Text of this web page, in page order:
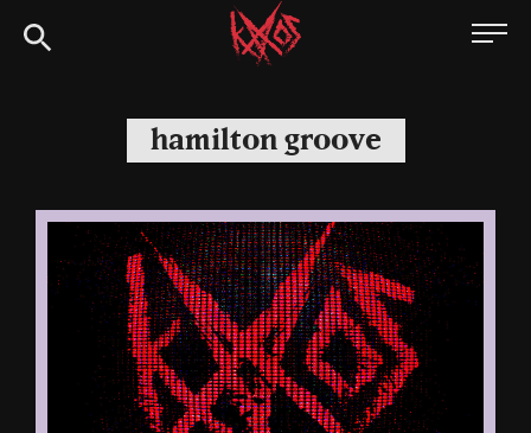
Siirry
suoraan
Kaaoszine
hamilton groove